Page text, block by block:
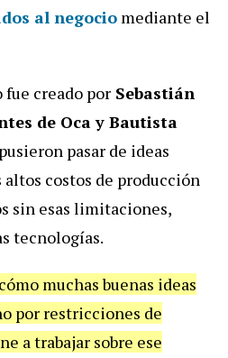
al negocio mediante el
creado por Sebastián
de Oca y Bautista
pasar de ideas
costos de producción
sin esas limitaciones,
tecnologías.
muchas buenas ideas
por restricciones de
a trabajar sobre ese